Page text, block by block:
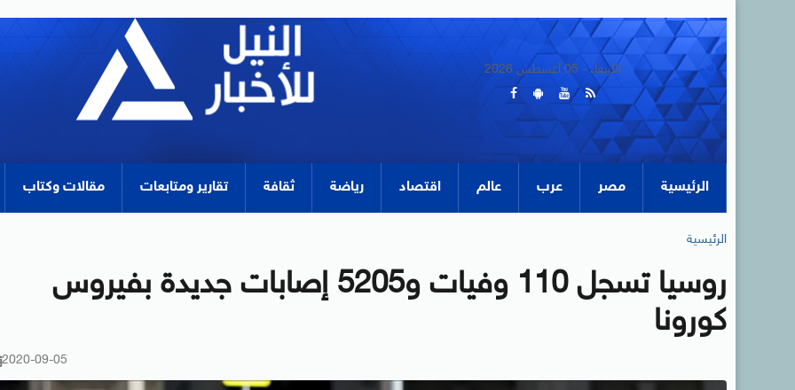
الأربعاء - 05 أغسطس 2026
الرئيسية مصر عرب عالم اقتصاد رياضة ثقافة تقارير ومتابعات مقالات وكتاب
الرئيسية
روسيا تسجل 110 وفيات و5205 إصابات جديدة بفيروس
كورونا
2020-09-05